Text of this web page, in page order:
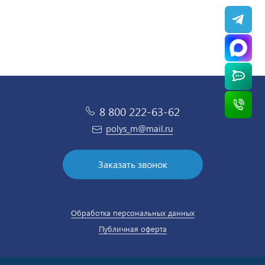
8 800 222-63-62
polys_m@mail.ru
Заказать звонок
Обработка персональных данных
Публичная оферта